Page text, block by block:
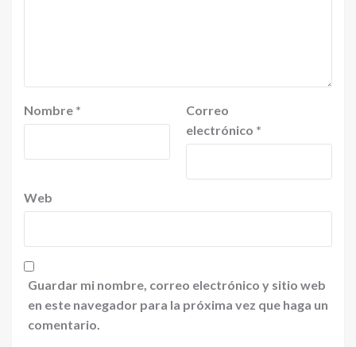
Nombre *
Correo
electrónico *
Web
Guardar mi nombre, correo electrónico y sitio web
en este navegador para la próxima vez que haga un
comentario.